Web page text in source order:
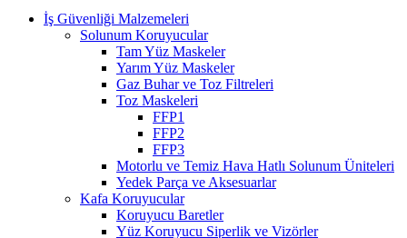
İş Güvenliği Malzemeleri
Solunum Koruyucular
Tam Yüz Maskeler
Yarım Yüz Maskeler
Gaz Buhar ve Toz Filtreleri
Toz Maskeleri
FFP1
FFP2
FFP3
Motorlu ve Temiz Hava Hatlı Solunum Üniteleri
Yedek Parça ve Aksesuarlar
Kafa Koruyucular
Koruyucu Baretler
Yüz Koruyucu Siperlik ve Vizörler